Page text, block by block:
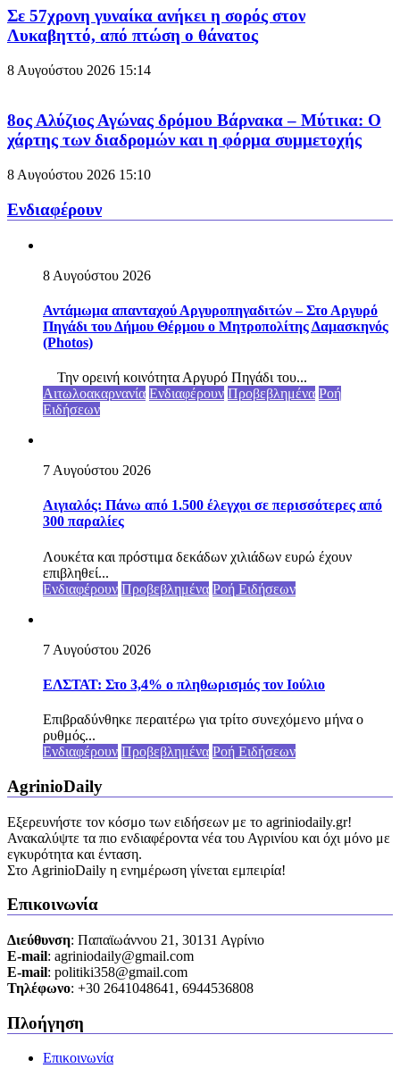
Σε 57χρονη γυναίκα ανήκει η σορός στον
Λυκαβηττό, από πτώση ο θάνατος
8 Αυγούστου 2026 15:14
8ος Αλύζιος Αγώνας δρόμου Βάρνακα – Μύτικα: Ο
χάρτης των διαδρομών και η φόρμα συμμετοχής
8 Αυγούστου 2026 15:10
Ενδιαφέρουν
8 Αυγούστου 2026
Αντάμωμα απανταχού Αργυροπηγαδιτών – Στο Αργυρό
Πηγάδι του Δήμου Θέρμου ο Μητροπολίτης Δαμασκηνός
(Photos)
Την ορεινή κοινότητα Αργυρό Πηγάδι του...
Αιτωλοακαρνανία Ενδιαφέρουν Προβεβλημένα Ροή
Ειδήσεων
7 Αυγούστου 2026
Αιγιαλός: Πάνω από 1.500 έλεγχοι σε περισσότερες από
300 παραλίες
Λουκέτα και πρόστιμα δεκάδων χιλιάδων ευρώ έχουν
επιβληθεί...
Ενδιαφέρουν Προβεβλημένα Ροή Ειδήσεων
7 Αυγούστου 2026
ΕΛΣΤΑΤ: Στο 3,4% ο πληθωρισμός τον Ιούλιο
Επιβραδύνθηκε περαιτέρω για τρίτο συνεχόμενο μήνα ο
ρυθμός...
Ενδιαφέρουν Προβεβλημένα Ροή Ειδήσεων
AgrinioDaily
Εξερευνήστε τον κόσμο των ειδήσεων με το agriniodaily.gr!
Ανακαλύψτε τα πιο ενδιαφέροντα νέα του Αγρινίου και όχι μόνο με
εγκυρότητα και ένταση.
Στο AgrinioDaily η ενημέρωση γίνεται εμπειρία!
Επικοινωνία
Διεύθυνση: Παπαϊωάννου 21, 30131 Αγρίνιο
Ε-mail: agriniodaily@gmail.com
Ε-mail: politiki358@gmail.com
Τηλέφωνο: +30 2641048641, 6944536808
Πλοήγηση
Επικοινωνία